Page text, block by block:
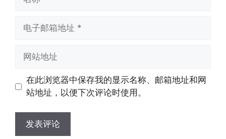
址
址
在此浏览器中保存我的显示名称、邮箱地址和网
站地址，以便下次评论时使用。